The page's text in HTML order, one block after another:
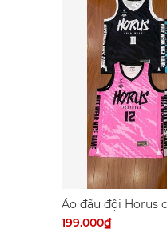
Áo đấu đội Horus
199.000₫